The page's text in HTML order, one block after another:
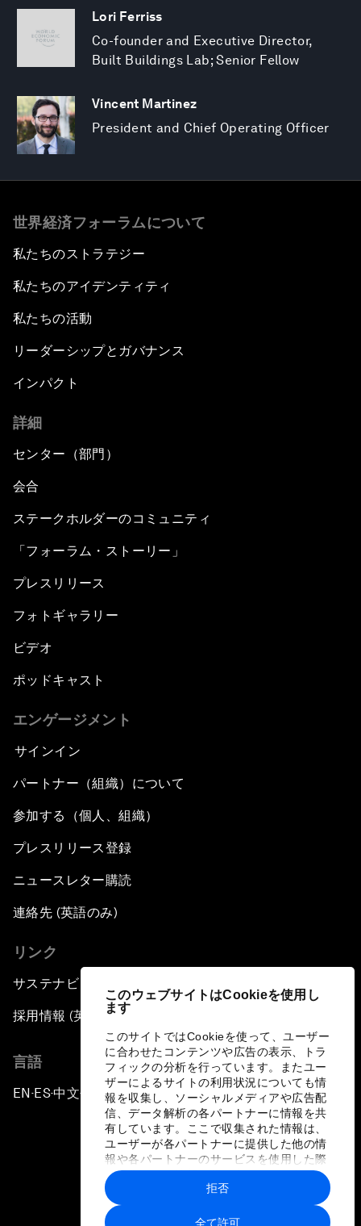
このウェブサイトはCookieを使用し
ます
このサイトではCookieを使って、ユーザー
に合わせたコンテンツや広告の表示、トラ
フィックの分析を行っています。またユー
ザーによるサイトの利用状況についても情
報を収集し、ソーシャルメディアや広告配
信、データ解析の各パートナーに情報を共
有しています。ここで収集された情報は、
ユーザーが各パートナーに提供した他の情
報や各パートナーのサービスを使用した際
に収集された情報と組み合わされ、各パー
トナーによって使用されることがありま
す。
全て許可
拒否
Lori Ferriss
Co-founder and Executive Director,
Built Buildings Lab; Senior Fellow
Vincent Martinez
President and Chief Operating Officer
世界経済フォーラムについて
私たちのストラテジー
私たちのアイデンティティ
私たちの活動
リーダーシップとガバナンス
インパクト
詳細
センター（部門）
会合
ステークホルダーのコミュニティ
「フォーラム・ストーリー」
プレスリリース
フォトギャラリー
ビデオ
ポッドキャスト
エンゲージメント
サインイン
パートナー（組織）について
参加する（個人、組織）
プレスリリース登録
ニュースレター購読
連絡先 (英語のみ)
リンク
サステナビリティへの取り組み
採用情報 (英語のみ)
言語
EN ▪ ES▪中文▪ 日本語
プライバシーポリシーと利用規約